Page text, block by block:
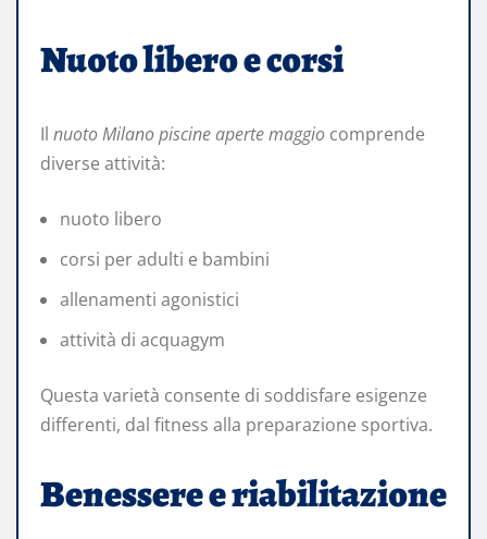
Nuoto libero e corsi
Il nuoto Milano piscine aperte maggio comprende
diverse attività:
nuoto libero
corsi per adulti e bambini
allenamenti agonistici
attività di acquagym
Questa varietà consente di soddisfare esigenze
differenti, dal fitness alla preparazione sportiva.
Benessere e riabilitazione